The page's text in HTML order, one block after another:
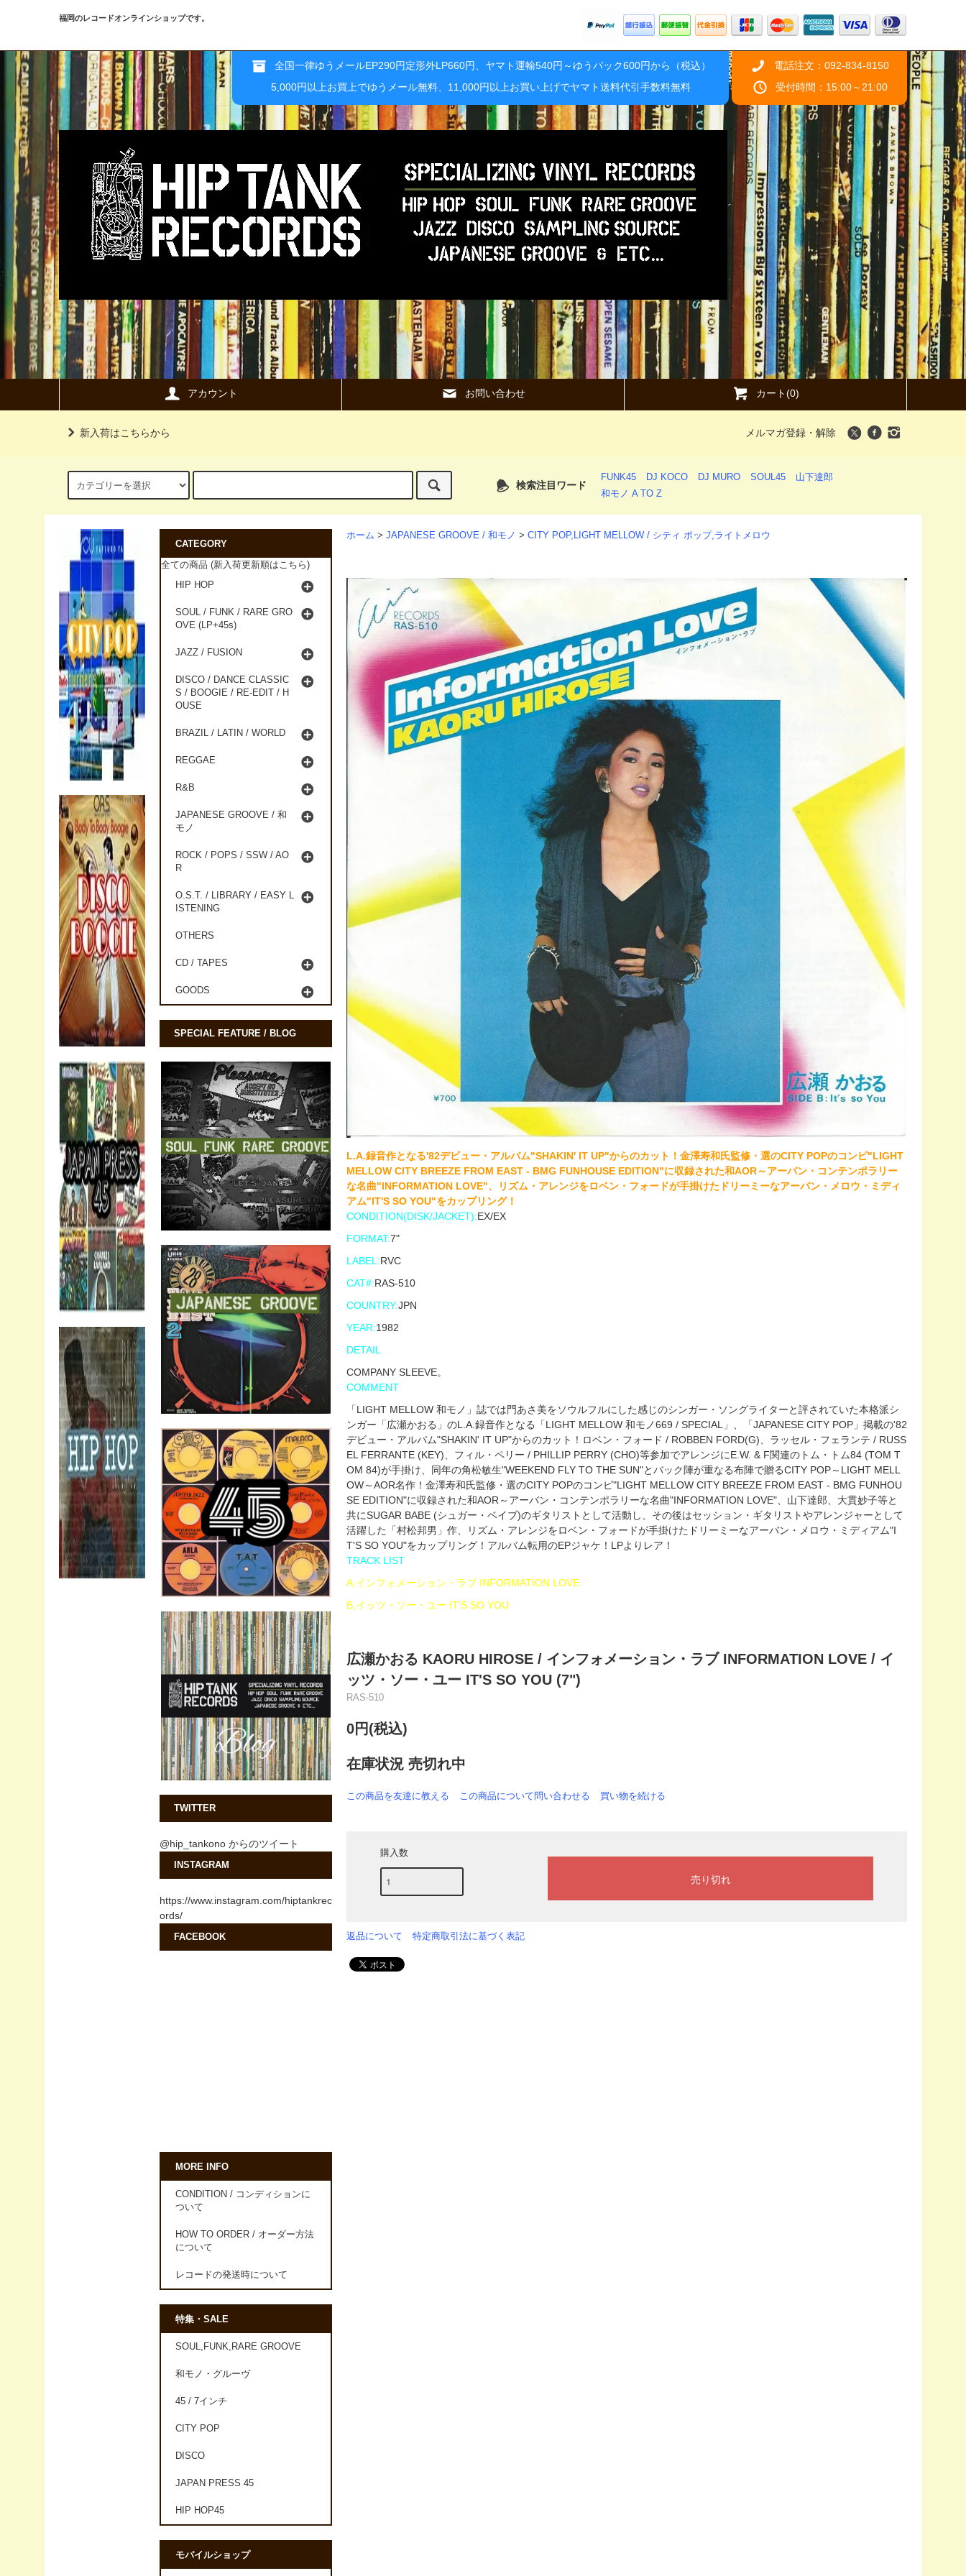
福岡のレコードオンラインショップです。
全国一律ゆうメールEP290円定形外LP660円、ヤマト運輸540円～ゆうパック600円から（税込）
5,000円以上お買上でゆうメール無料、11,000円以上お買い上げでヤマト送料代引手数料無料
電話注文：092-834-8150
受付時間：15:00～21:00
アカウント お問い合わせ カート(0)
新入荷はこちらから メルマガ登録・解除
検索注目ワード
FUNK45 DJ KOCO DJ MURO SOUL45
山下達郎
和モノ A TO Z
ホーム > JAPANESE GROOVE / 和モノ > CITY POP,LIGHT MELLOW / シティ ポップ,ライトメロウ
L.A.録音作となる'82デビュー・アルバム"SHAKIN' IT UP"からのカット！金澤寿和氏監修・選のCITY POPのコンピ"LIGHT
MELLOW CITY BREEZE FROM EAST - BMG FUNHOUSE EDITION"に収録された和AOR～アーバン・コンテンポラリー
な名曲"INFORMATION LOVE"、リズム・アレンジをロベン・フォードが手掛けたドリーミーなアーバン・メロウ・ミディ
アム"IT'S SO YOU"をカップリング！
CONDITION(DISK/JACKET):EX/EX
FORMAT:7"
LABEL:RVC
CAT#:RAS-510
COUNTRY:JPN
YEAR:1982
DETAIL
COMPANY SLEEVE。
COMMENT
「LIGHT MELLOW 和モノ」誌では門あさ美をソウルフルにした感じのシンガー・ソングライターと評されていた本格派シ
ンガー「広瀬かおる」のL.A.録音作となる「LIGHT MELLOW 和モノ669 / SPECIAL」、「JAPANESE CITY POP」掲載の'82
デビュー・アルバム"SHAKIN' IT UP"からのカット！ロベン・フォード / ROBBEN FORD(G)、ラッセル・フェランテ / RUSS
EL FERRANTE (KEY)、フィル・ペリー / PHILLIP PERRY (CHO)等参加でアレンジにE.W. & F関連のトム・トム84 (TOM T
OM 84)が手掛け、同年の角松敏生"WEEKEND FLY TO THE SUN"とバック陣が重なる布陣で贈るCITY POP～LIGHT MELL
OW～AOR名作！金澤寿和氏監修・選のCITY POPのコンピ"LIGHT MELLOW CITY BREEZE FROM EAST - BMG FUNHOU
SE EDITION"に収録された和AOR～アーバン・コンテンポラリーな名曲"INFORMATION LOVE"、山下達郎、大貫妙子等と
共にSUGAR BABE (シュガー・ベイブ)のギタリストとして活動し、その後はセッション・ギタリストやアレンジャーとして
活躍した「村松邦男」作、リズム・アレンジをロベン・フォードが手掛けたドリーミーなアーバン・メロウ・ミディアム"I
T'S SO YOU"をカップリング！アルバム転用のEPジャケ！LPよりレア！
TRACK LIST
A,インフォメーション・ラブ INFORMATION LOVE
B,イッツ・ソー・ユー IT'S SO YOU
広瀬かおる KAORU HIROSE / インフォメーション・ラブ INFORMATION LOVE / イ
ッツ・ソー・ユー IT'S SO YOU (7")
RAS-510
0円(税込)
在庫状況 売切れ中
この商品を友達に教える この商品について問い合わせる 買い物を続ける
購入数
返品について 特定商取引法に基づく表記
CATEGORY
全ての商品 (新入荷更新順はこちら)
HIP HOP
SOUL / FUNK / RARE GRO
OVE (LP+45s)
JAZZ / FUSION
DISCO / DANCE CLASSIC
S / BOOGIE / RE-EDIT / H
OUSE
BRAZIL / LATIN / WORLD
REGGAE
R&B
JAPANESE GROOVE / 和
モノ
ROCK / POPS / SSW / AO
R
O.S.T. / LIBRARY / EASY L
ISTENING
OTHERS
CD / TAPES
GOODS
SPECIAL FEATURE / BLOG
TWITTER
@hip_tankono からのツイート
INSTAGRAM
https://www.instagram.com/hiptankrec
ords/
FACEBOOK
MORE INFO
CONDITION / コンディションに
ついて
HOW TO ORDER / オーダー方法
について
レコードの発送時について
特集・SALE
SOUL,FUNK,RARE GROOVE
和モノ・グルーヴ
45 / 7インチ
CITY POP
DISCO
JAPAN PRESS 45
HIP HOP45
モバイルショップ